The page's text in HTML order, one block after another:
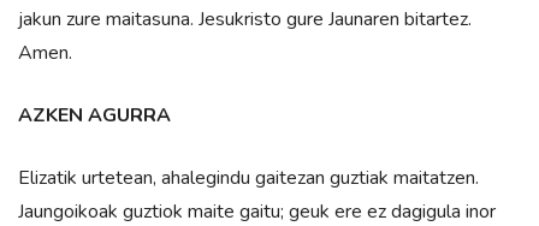
jakun zure maitasuna. Jesukristo gure Jaunaren bitartez.
Amen.
AZKEN AGURRA
Elizatik urtetean, ahalegindu gaitezan guztiak maitatzen.
Jaungoikoak guztiok maite gaitu; geuk ere ez dagigula inor